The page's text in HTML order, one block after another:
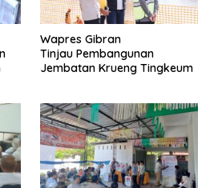
Wapres Gibran
Tinjau Pembangunan
Jembatan Krueng Tingkeum